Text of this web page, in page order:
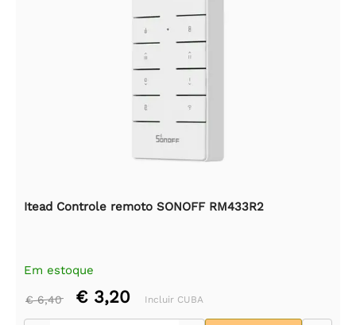
Itead Controle remoto SONOFF RM433R2
Em estoque
€ 6,40 € 3,20 Incluir CUBA